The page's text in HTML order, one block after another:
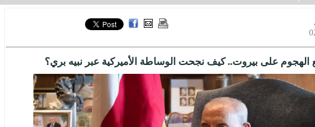
الهجوم على بيروت.. كيف نجحت الوساطة الأميركية عبر نبيه بري؟